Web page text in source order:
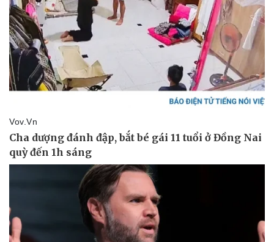
Kinh tế
Bất động sản
Thị trường
Tiêu dùng
Tỷ giá
Chứng khoán
Giá cà phê